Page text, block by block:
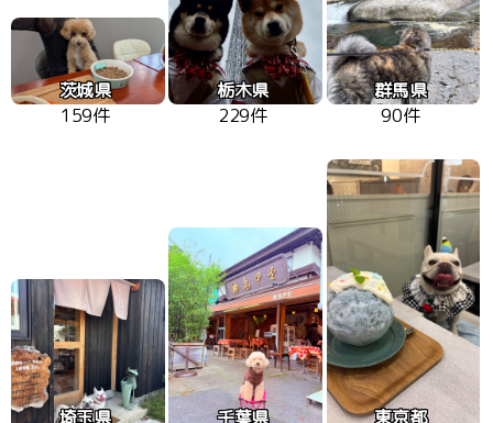
茨城県
159件
栃木県
229件
群馬県
90件
埼玉県 千葉県 東京都